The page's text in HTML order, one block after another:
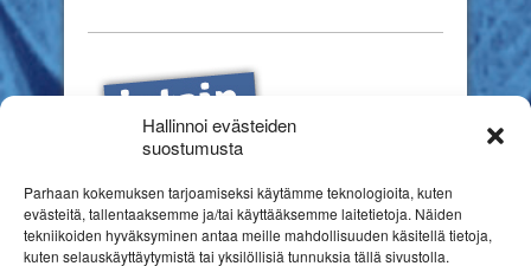
Hallinnoi evästeiden
suostumusta
Parhaan kokemuksen tarjoamiseksi käytämme teknologioita, kuten
evästeitä, tallentaaksemme ja/tai käyttääksemme laitetietoja. Näiden
tekniikoiden hyväksyminen antaa meille mahdollisuuden käsitellä tietoja,
kuten selauskäyttäytymistä tai yksilöllisiä tunnuksia tällä sivustolla.